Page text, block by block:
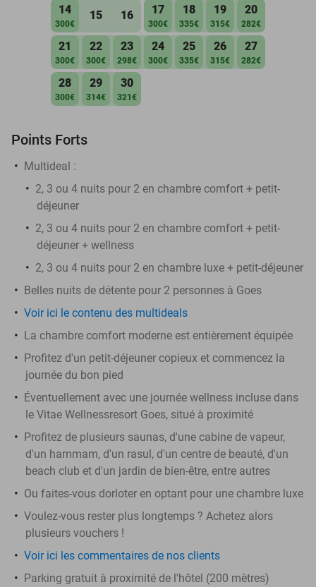
14
300€
15 16 17
300€
18
335€
19
315€
20
282€
21
300€
22
300€
23
298€
24
300€
25
335€
26
315€
27
282€
28
300€
29
314€
30
321€
Points Forts
Multideal :
2, 3 ou 4 nuits pour 2 en chambre comfort + petit-
déjeuner
2, 3 ou 4 nuits pour 2 en chambre comfort + petit-
déjeuner + wellness
2, 3 ou 4 nuits pour 2 en chambre luxe + petit-déjeuner
Belles nuits de détente pour 2 personnes à Goes
Voir ici le contenu des multideals
La chambre comfort moderne est entièrement équipée
Profitez d'un petit-déjeuner copieux et commencez la
journée du bon pied
Éventuellement avec une journée wellness incluse dans
le Vitae Wellnessresort Goes, situé à proximité
Profitez de plusieurs saunas, d'une cabine de vapeur,
d'un hammam, d'un rasul, d'un centre de beauté, d'un
beach club et d'un jardin de bien-être, entre autres
Ou faites-vous dorloter en optant pour une chambre luxe
Voulez-vous rester plus longtemps ? Achetez alors
plusieurs vouchers !
Voir ici les commentaires de nos clients
Parking gratuit à proximité de l'hôtel (200 mètres)